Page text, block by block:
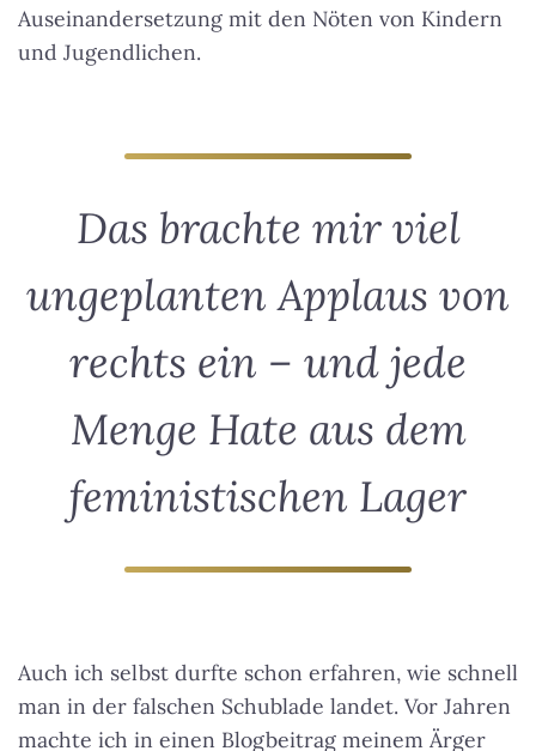
Auseinandersetzung mit den Nöten von Kindern
und Jugendlichen.
Das brachte mir viel
ungeplanten Applaus von
rechts ein – und jede
Menge Hate aus dem
feministischen Lager
Auch ich selbst durfte schon erfahren, wie schnell
man in der falschen Schublade landet. Vor Jahren
machte ich in einen Blogbeitrag meinem Ärger